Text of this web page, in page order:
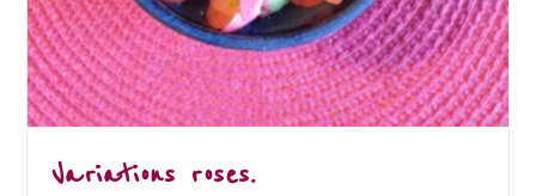
Variations roses.